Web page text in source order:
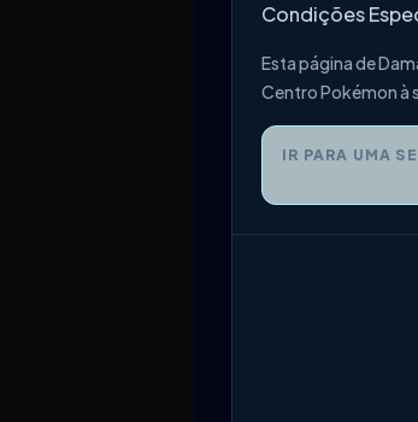
Condições
Esta página de
Centro Pokémon à
IR PARA UMA